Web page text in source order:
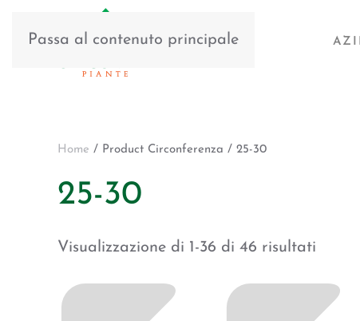
Passa al contenuto principale
Home / Product Circonferenza / 25-30
25-30
Visualizzazione di 1-36 di 46 risultati